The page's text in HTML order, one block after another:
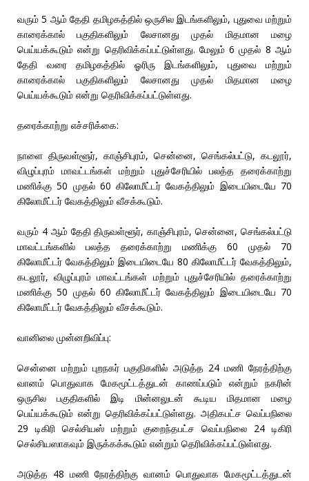
வரும் 5 ஆம் தேதி தமிழகத்தில் ஒருசில இடங்களிலும், புதுவை மற்றும்
காரைக்கால் பகுதிகளிலும் லேசானது முதல் மிதமான மழை
பெய்யக்கூடும் என்று தெரிவிக்கப்பட்டுள்ளது. மேலும் 6 முதல் 8 ஆம்
தேதி வரை தமிழகத்தில் ஓரிரு இடங்களிலும், புதுவை மற்றும்
காரைக்கால் பகுதிகளிலும் லேசானது முதல் மிதமான மழை
பெய்யக்கூடும் என்று தெரிவிக்கப்பட்டுள்ளது.
தரைக்காற்று எச்சரிக்கை:
நாளை திருவள்ளூர், காஞ்சிபுரம், சென்னை, செங்கல்பட்டு, கடலூர்,
விழுப்புரம் மாவட்டங்கள் மற்றும் புதுச்சேரியில் பலத்த தரைக்காற்று
மணிக்கு 50 முதல் 60 கிலோமீட்டர் வேகத்திலும் இடையிடையே 70
கிலோமீட்டர் வேகத்திலும் வீசக்கூடும்.
வரும் 4 ஆம் தேதி திருவள்ளூர், காஞ்சிபுரம், சென்னை, செங்கல்பட்டு
மாவட்டங்களில் பலத்த தரைக்காற்று மணிக்கு 60 முதல் 70
கிலோமீட்டர் வேகத்திலும் இடையிடையே 80 கிலோமீட்டர் வேகத்திலும்,
கடலூர், விழுப்புரம் மாவட்டங்கள் மற்றும் புதுச்சேரியில் தரைக்காற்று
மணிக்கு 50 முதல் 60 கிலோமீட்டர் வேகத்திலும் இடையிடையே 70
கிலோமீட்டர் வேகத்திலும் வீசக்கூடும்.
வானிலை முன்னறிவிப்பு:
சென்னை மற்றும் புறநகர் பகுதிகளில் அடுத்த 24 மணி நேரத்திற்கு
வானம் பொதுவாக மேகமூட்டத்துடன் காணப்படும் என்றும் நகரின்
ஒருசில பகுதிகளில் இடி மின்னலுடன் கூடிய மிதமான மழை
பெய்யக்கூடும் என்று தெரிவிக்கப்பட்டுள்ளது. அதிகபட்ச வெப்பநிலை
29 டிகிரி செல்சியஸ் மற்றும் குறைந்தபட்ச வெப்பநிலை 24 டிகிரி
செல்சியஸாகவும் இருக்கக்கூடும் என்றும் தெரிவிக்கப்பட்டுள்ளது.
அடுத்த 48 மணி நேரத்திற்கு வானம் பொதுவாக மேகமூட்டத்துடன்